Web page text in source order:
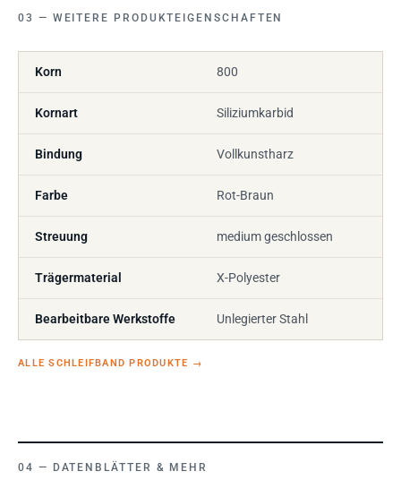
WEITERE PRODUKTEIGENSCHAFTEN
Korn 800
Kornart Siliziumkarbid
Bindung Vollkunstharz
Farbe Rot-Braun
Streuung medium geschlossen
Trägermaterial X-Polyester
Bearbeitbare Werkstoffe Unlegierter Stahl
ALLE SCHLEIFBAND PRODUKTE →
DATENBLÄTTER & MEHR